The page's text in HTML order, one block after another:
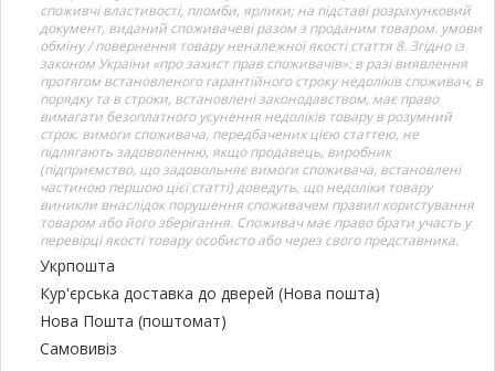
споживчі властивості, пломби, ярлики; на підставі розрахунковий
документ, виданий споживачеві разом з проданим товаром. умови
обміну / повернення товару неналежної якості стаття 8. Згідно із
законом України «про захист прав споживачів»: в разі виявлення
протягом встановленого гарантійного строку недоліків споживач, в
порядку та в строки, встановлені законодавством, має право
вимагати безоплатного усунення недоліків товару в розумний
строк. вимоги споживача, передбачених цією статтею, не
підлягають задоволенню, якщо продавець, виробник
(підприємство, що задовольняє вимоги споживача, встановлені
частиною першою цієї статті) доведуть, що недоліки товару
виникли внаслідок порушення споживачем правил користування
товаром або його зберігання. Споживач має право брати участь у
перевірці якості товару особисто або через свого представника.
Укрпошта
Кур'єрська доставка до дверей (Нова пошта)
Нова Пошта (поштомат)
Самовивіз